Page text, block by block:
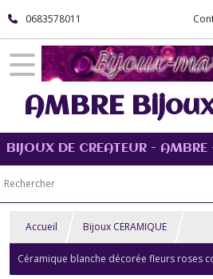
0683578011
AMBRE
BIJOUX DE CREATEUR - AMBRE
Accueil Bijoux CERAMIQUE
Céramique blanche décorée fleurs roses